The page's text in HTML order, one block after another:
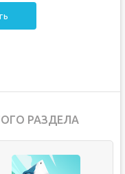
РАЗДЕЛА